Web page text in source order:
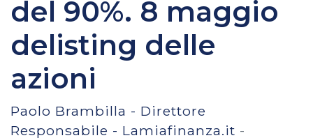
del 90%. 8 maggio
delisting delle
azioni
Paolo Brambilla - Direttore
Responsabile - Lamiafinanza.it -